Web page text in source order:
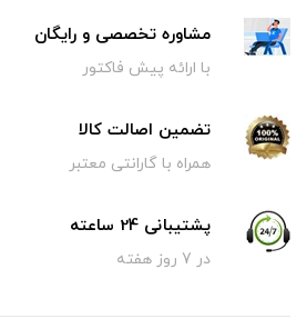
مشاوره تخصصی و رایگان
با ارائه پیش فاکتور
تضمین اصالت کالا
همراه با گارانتی معتبر
پشتیبانی 24 ساعته
در 7 روز هفته